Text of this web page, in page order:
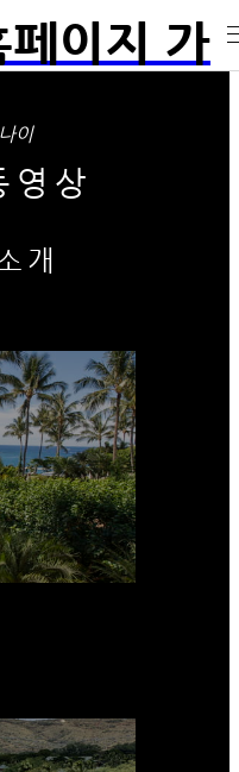
이지 가
이
영상
개